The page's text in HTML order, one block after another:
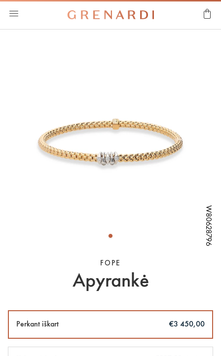
W80628796
W80628796
W80628796
FOPE
Apyrankė
Perkant iškart €3 450,00